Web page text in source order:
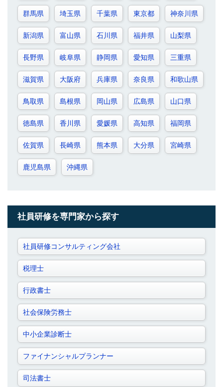
群馬県 埼玉県 千葉県 東京都 神奈川県
新潟県 富山県 石川県 福井県 山梨県
長野県 岐阜県 静岡県 愛知県 三重県
滋賀県 大阪府 兵庫県 奈良県 和歌山県
鳥取県 島根県 岡山県 広島県 山口県
徳島県 香川県 愛媛県 高知県 福岡県
佐賀県 長崎県 熊本県 大分県 宮崎県
鹿児島県 沖縄県
社員研修を専門家から探す
社員研修コンサルティング会社
税理士
行政書士
社会保険労務士
中小企業診断士
ファイナンシャルプランナー
司法書士